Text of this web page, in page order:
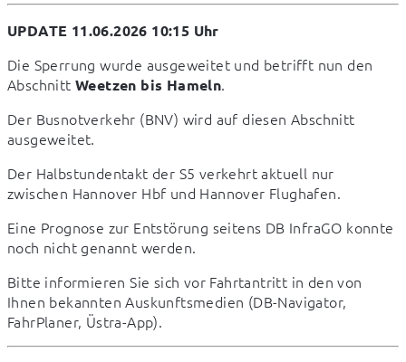
UPDATE 11.06.2026 10:15 Uhr
Die Sperrung wurde ausgeweitet und betrifft nun den
Abschnitt Weetzen bis Hameln.
Der Busnotverkehr (BNV) wird auf diesen Abschnitt
ausgeweitet.
Der Halbstundentakt der S5 verkehrt aktuell nur
zwischen Hannover Hbf und Hannover Flughafen.
Eine Prognose zur Entstörung seitens DB InfraGO konnte
noch nicht genannt werden.
Bitte informieren Sie sich vor Fahrtantritt in den von
Ihnen bekannten Auskunftsmedien (DB-Navigator,
FahrPlaner, Üstra-App).